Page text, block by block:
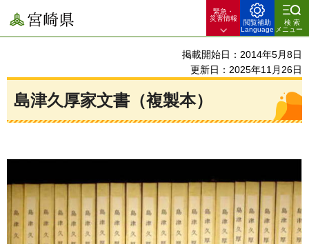
宮崎県
緊急・
災害情報
閲覧補助
Language
検索
メニュー
掲載開始日：2014年5月8日
更新日：2025年11月26日
島津久厚家文書（複製本）